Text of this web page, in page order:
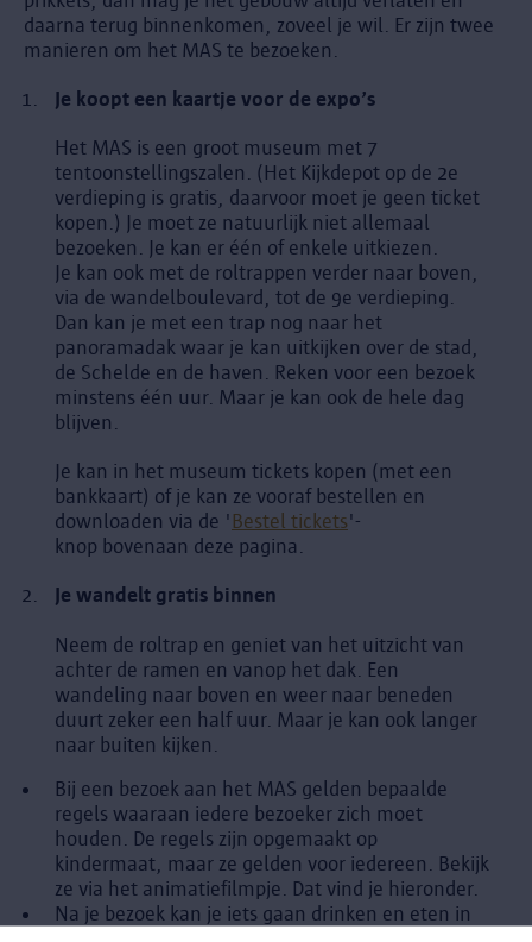
daarna terug binnenkomen, zoveel je wil. Er zijn twee
manieren om het MAS te bezoeken.
Je koopt een kaartje voor de expo’s
Het MAS is een groot museum met 7
tentoonstellingszalen. (Het Kijkdepot op de 2e
verdieping is gratis, daarvoor moet je geen ticket
kopen.) Je moet ze natuurlijk niet allemaal
bezoeken. Je kan er één of enkele uitkiezen.
Je kan ook met de roltrappen verder naar boven,
via de wandelboulevard, tot de 9e verdieping.
Dan kan je met een trap nog naar het
panoramadak waar je kan uitkijken over de stad,
de Schelde en de haven. Reken voor een bezoek
minstens één uur. Maar je kan ook de hele dag
blijven.
Je kan in het museum tickets kopen (met een
bankkaart) of je kan ze vooraf bestellen en
downloaden via de ' Bestel tickets'-
knop bovenaan deze pagina.
Je wandelt gratis binnen
Neem de roltrap en geniet van het uitzicht van
achter de ramen en vanop het dak. Een
wandeling naar boven en weer naar beneden
duurt zeker een half uur. Maar je kan ook langer
naar buiten kijken.
Bij een bezoek aan het MAS gelden bepaalde
regels waaraan iedere bezoeker zich moet
houden. De regels zijn opgemaakt op
kindermaat, maar ze gelden voor iedereen. Bekijk
ze via het animatiefilmpje. Dat vind je hieronder.
Na je bezoek kan je iets gaan drinken en eten in